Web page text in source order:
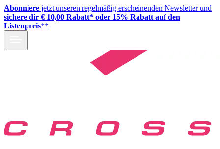
Abonniere jetzt unseren regelmäßig erscheinenden Newsletter und
sichere dir € 10,00 Rabatt* oder 15% Rabatt auf den
Listenpreis**